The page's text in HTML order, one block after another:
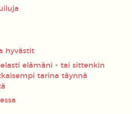
hyvästit
elämäni - tai sittenkin
tarina täynnä